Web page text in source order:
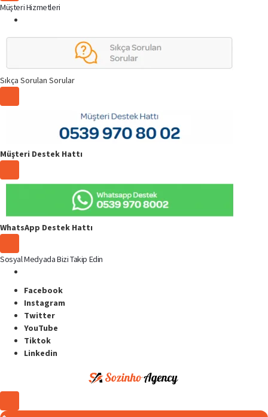
Müşteri Hizmetleri
Sıkça Sorulan Sorular
Müşteri Destek Hattı
WhatsApp Destek Hattı
Sosyal Medyada Bizi Takip Edin
Facebook
Instagram
Twitter
YouTube
Tiktok
Linkedin